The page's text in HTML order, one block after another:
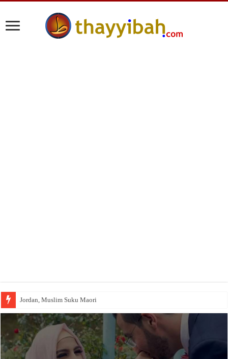
Jordan, Muslim Suku Maori